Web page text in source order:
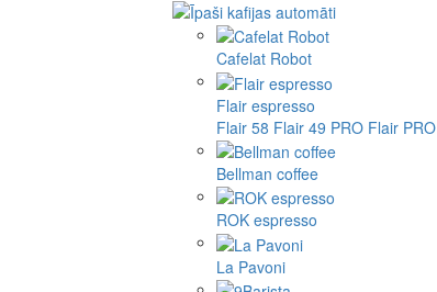
Cafelat Robot
Flair espresso
Flair 58 Flair 49 PRO Flair PRO
Bellman coffee
ROK espresso
La Pavoni